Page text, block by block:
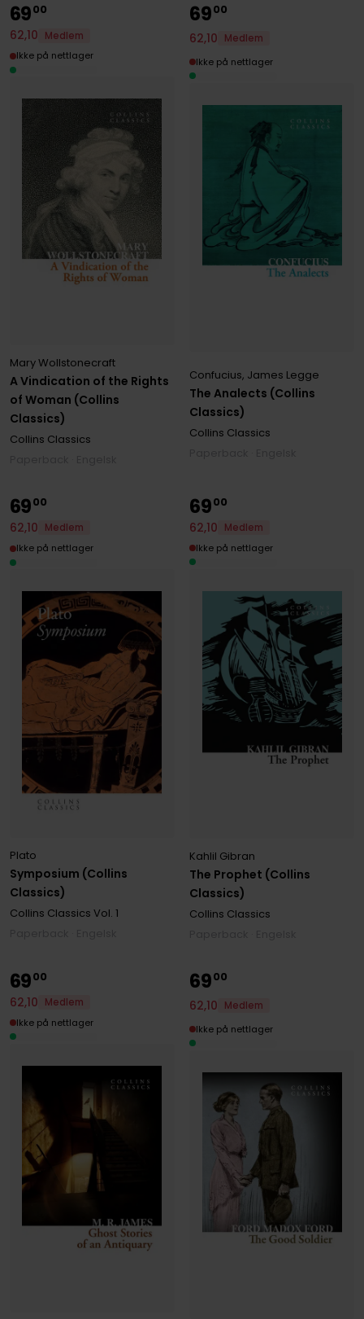
A Vindication of the Rights
of Woman (Collins
Classics)
Mary Wollstonecraft
Collins Classics
6900
62,10
Medlem
Ikke på nettlager
The Analects (Collins
Classics)
Confucius, James Legge
Collins Classics
6900
62,10
Medlem
Ikke på nettlager
Symposium (Collins
Classics)
Plato
Collins Classics Vol. 1
6900
62,10
Medlem
Ikke på nettlager
The Prophet (Collins
Classics)
Kahlil Gibran
Collins Classics
6900
62,10
Medlem
Ikke på nettlager
6900
62,10
Medlem
Ikke på nettlager
6900
62,10
Medlem
Ikke på nettlager